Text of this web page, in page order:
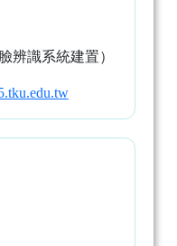
辨識系統建置）